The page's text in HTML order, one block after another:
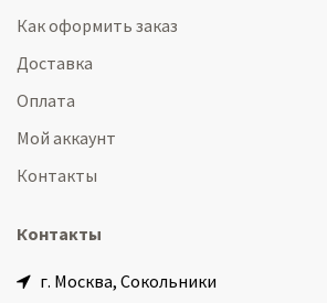
Как оформить заказ
Доставка
Оплата
Мой аккаунт
Контакты
Контакты
г. Москва, Сокольники